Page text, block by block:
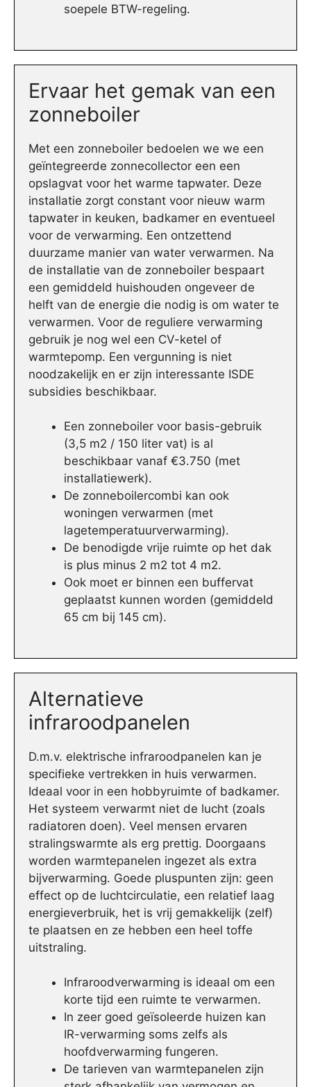
soepele BTW-regeling.
Ervaar het gemak van een
zonneboiler
Met een zonneboiler bedoelen we we een
geïntegreerde zonnecollector een een
opslagvat voor het warme tapwater. Deze
installatie zorgt constant voor nieuw warm
tapwater in keuken, badkamer en eventueel
voor de verwarming. Een ontzettend
duurzame manier van water verwarmen. Na
de installatie van de zonneboiler bespaart
een gemiddeld huishouden ongeveer de
helft van de energie die nodig is om water te
verwarmen. Voor de reguliere verwarming
gebruik je nog wel een CV-ketel of
warmtepomp. Een vergunning is niet
noodzakelijk en er zijn interessante ISDE
subsidies beschikbaar.
Een zonneboiler voor basis-gebruik
(3,5 m2 / 150 liter vat) is al
beschikbaar vanaf €3.750 (met
installatiewerk).
De zonneboilercombi kan ook
woningen verwarmen (met
lagetemperatuurverwarming).
De benodigde vrije ruimte op het dak
is plus minus 2 m2 tot 4 m2.
Ook moet er binnen een buffervat
geplaatst kunnen worden (gemiddeld
65 cm bij 145 cm).
Alternatieve
infraroodpanelen
D.m.v. elektrische infraroodpanelen kan je
specifieke vertrekken in huis verwarmen.
Ideaal voor in een hobbyruimte of badkamer.
Het systeem verwarmt niet de lucht (zoals
radiatoren doen). Veel mensen ervaren
stralingswarmte als erg prettig. Doorgaans
worden warmtepanelen ingezet als extra
bijverwarming. Goede pluspunten zijn: geen
effect op de luchtcirculatie, een relatief laag
energieverbruik, het is vrij gemakkelijk (zelf)
te plaatsen en ze hebben een heel toffe
uitstraling.
Infraroodverwarming is ideaal om een
korte tijd een ruimte te verwarmen.
In zeer goed geïsoleerde huizen kan
IR-verwarming soms zelfs als
hoofdverwarming fungeren.
De tarieven van warmtepanelen zijn